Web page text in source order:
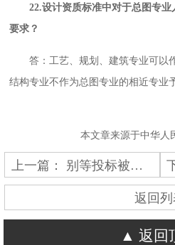
22.设计资质标准中对于总图专业
要求？
答：工艺、规划、建筑专业可以作
结构专业不作为总图专业的相近专业
本文章来源于中华人
上一篇： 别等投标被刷才后悔：承装修试资质到底从哪一步开始办？
返回列
返回